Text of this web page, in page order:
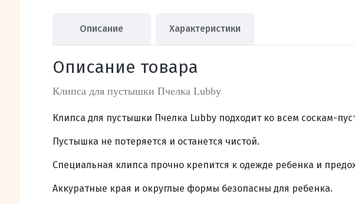
Описание Характеристики
Описание товара
Клипса для пустышки Пчелка Lubby
Клипса для пустышки Пчелка Lubby подходит ко всем соскам-
Пустышка не потеряется и останется чистой.
Специальная клипса прочно крепится к одежде ребенка и
Аккуратные края и округлые формы безопасны для ребенка.